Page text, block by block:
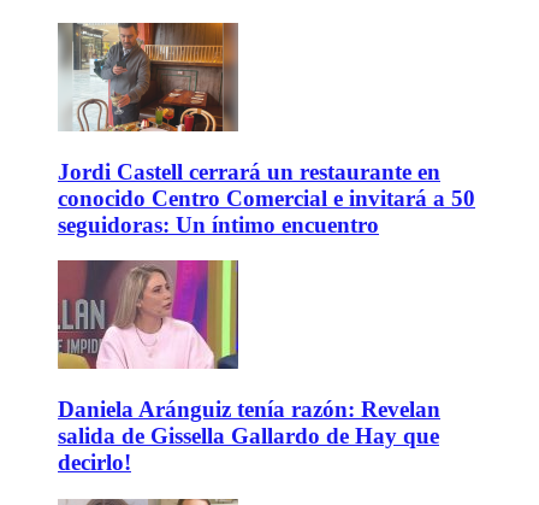
Jordi Castell cerrará un restaurante en
conocido Centro Comercial e invitará a 50
seguidoras: Un íntimo encuentro
Daniela Aránguiz tenía razón: Revelan
salida de Gissella Gallardo de Hay que
decirlo!